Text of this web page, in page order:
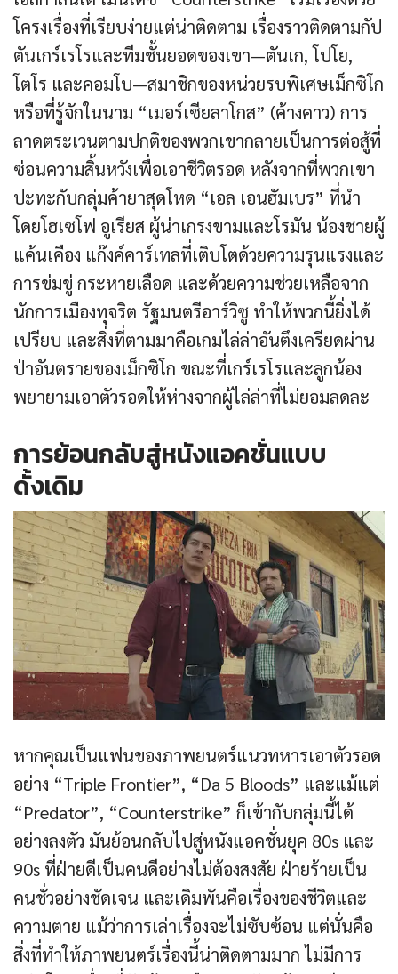
โครงเรื่องที่เรียบง่ายแต่น่าติดตาม เรื่องราวติดตามกัป
ตันเกร์เรโรและทีมชั้นยอดของเขา—ตันเก, โปโย,
โตโร และคอมโบ—สมาชิกของหน่วยรบพิเศษเม็กซิโก
หรือที่รู้จักในนาม “เมอร์เซียลาโกส” (ค้างคาว) การ
ลาดตระเวนตามปกติของพวกเขากลายเป็นการต่อสู้ที่
ซ่อนความสิ้นหวังเพื่อเอาชีวิตรอด หลังจากที่พวกเขา
ปะทะกับกลุ่มค้ายาสุดโหด “เอล เอนฮัมเบร” ที่นำ
โดยโฮเซโฟ อูเรียส ผู้น่าเกรงขามและโรมัน น้องชายผู้
แค้นเคือง แก๊งค์คาร์เทลที่เติบโตด้วยความรุนแรงและ
การข่มขู่ กระหายเลือด และด้วยความช่วยเหลือจาก
นักการเมืองทุจริต รัฐมนตรีอาร์วิซู ทำให้พวกนี้ยิ่งได้
เปรียบ และสิ่งที่ตามมาคือเกมไล่ล่าอันตึงเครียดผ่าน
ป่าอันตรายของเม็กซิโก ขณะที่เกร์เรโรและลูกน้อง
พยายามเอาตัวรอดให้ห่างจากผู้ไล่ล่าที่ไม่ยอมลดละ
การย้อนกลับสู่หนังแอคชั่นแบบ
ดั้งเดิม
หากคุณเป็นแฟนของภาพยนตร์แนวทหารเอาตัวรอด
อย่าง “Triple Frontier”, “Da 5 Bloods” และแม้แต่
“Predator”, “Counterstrike” ก็เข้ากับกลุ่มนี้ได้
อย่างลงตัว มันย้อนกลับไปสู่หนังแอคชั่นยุค 80s และ
90s ที่ฝ่ายดีเป็นคนดีอย่างไม่ต้องสงสัย ฝ่ายร้ายเป็น
คนชั่วอย่างชัดเจน และเดิมพันคือเรื่องของชีวิตและ
ความตาย แม้ว่าการเล่าเรื่องจะไม่ซับซ้อน แต่นั่นคือ
สิ่งที่ทำให้ภาพยนตร์เรื่องนี้น่าติดตามมาก ไม่มีการ